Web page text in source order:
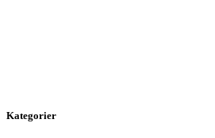
Kategorier